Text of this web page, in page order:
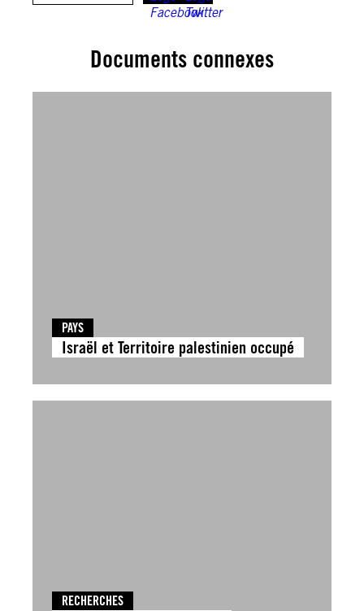
Documents connexes
PAYS
Israël et Territoire palestinien occupé
RECHERCHES